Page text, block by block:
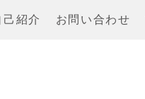
己紹介 お問い合わせ